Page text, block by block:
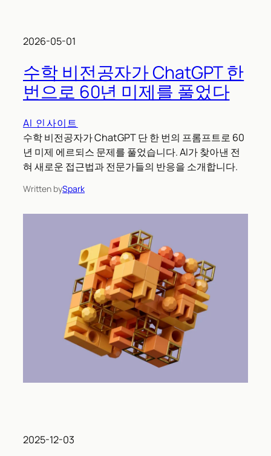
2026-05-01
수학 비전공자가 ChatGPT 한
번으로 60년 미제를 풀었다
AI 인사이트
수학 비전공자가 ChatGPT 단 한 번의 프롬프트로 60
년 미제 에르되스 문제를 풀었습니다. AI가 찾아낸 전
혀 새로운 접근법과 전문가들의 반응을 소개합니다.
Written bySpark
2025-12-03